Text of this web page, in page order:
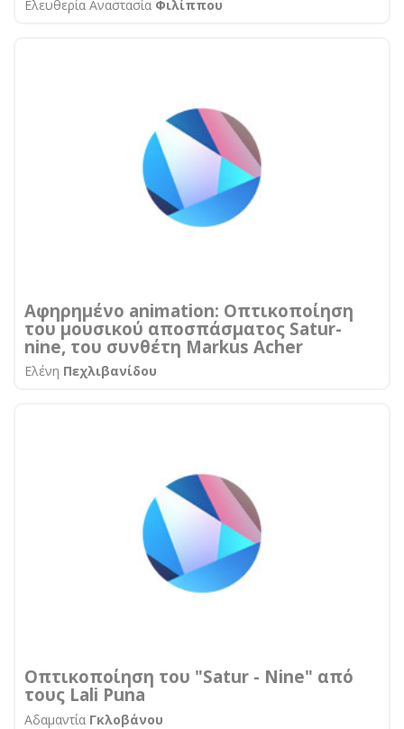
Ελευθερία Αναστασία Φιλίππου
Αφηρημένο animation: Οπτικοποίηση
του μουσικού αποσπάσματος Satur-
nine, του συνθέτη Markus Acher
Ελένη Πεχλιβανίδου
Οπτικοποίηση του "Satur - Nine" από
τους Lali Puna
Αδαμαντία Γκλοβάνου